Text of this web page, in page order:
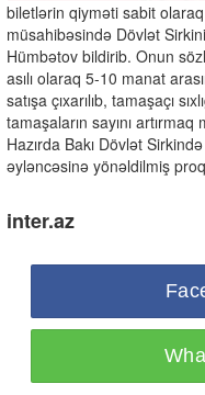
biletlərin qiyməti sabit
müsahibəsində Dövlət
Hümbətov bildirib. Onun
asılı olaraq 5-10 manat
satışa çıxarılıb, tamaşaçı
tamaşaların sayını artırmaq
Hazırda Bakı Dövlət
əyləncəsinə yönəldilmiş
inter.az